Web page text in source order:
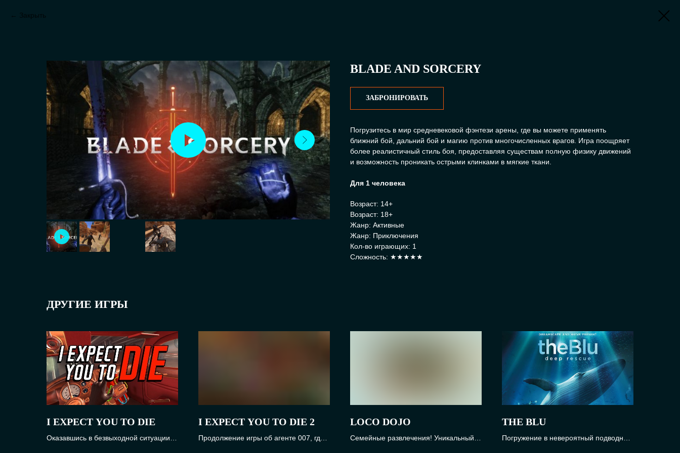
Закрыть
BLADE AND SORCERY
ЗАБРОНИРОВАТЬ
Погрузитесь в мир средневековой фэнтези арены, где вы можете применять
ближний бой, дальний бой и магию против многочисленных врагов. Игра поощряет
более реалистичный стиль боя, предоставляя существам полную физику движений
и возможность проникать острыми клинками в мягкие ткани.
Для 1 человека
Возраст: 14+
Возраст: 18+
Жанр: Активные
Жанр: Приключения
Кол-во играющих: 1
Сложность: ★★★★★
ДРУГИЕ ИГРЫ
I EXPECT YOU TO DIE
Оказавшись в безвыходной ситуации,
I EXPECT YOU TO DIE 2
Продолжение игры об агенте 007, где
LOCO DOJO
Семейные развлечения! Уникальный
THE BLU
Погружение в невероятный подводный